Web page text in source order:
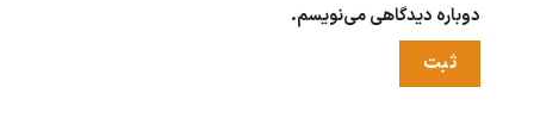
دوباره دیدگاهی می‌نویسم.